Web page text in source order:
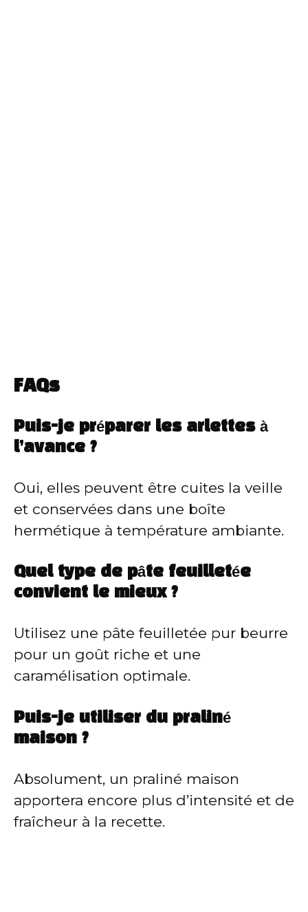
FAQs
Puis-je préparer les arlettes à
l’avance ?
Oui, elles peuvent être cuites la veille
et conservées dans une boîte
hermétique à température ambiante.
Quel type de pâte feuilletée
convient le mieux ?
Utilisez une pâte feuilletée pur beurre
pour un goût riche et une
caramélisation optimale.
Puis-je utiliser du praliné
maison ?
Absolument, un praliné maison
apportera encore plus d’intensité et de
fraîcheur à la recette.